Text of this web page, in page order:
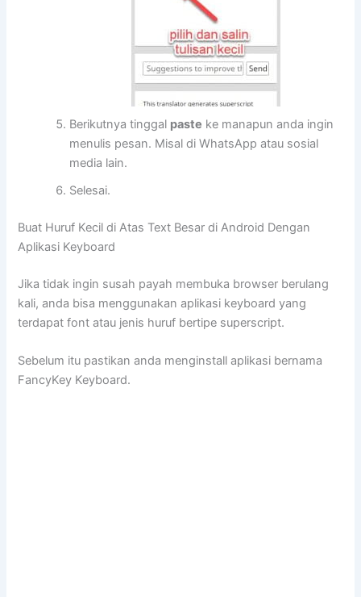
Berikutnya tinggal paste ke manapun anda ingin
menulis pesan. Misal di WhatsApp atau sosial
media lain.
Selesai.
Buat Huruf Kecil di Atas Text Besar di Android Dengan
Aplikasi Keyboard
Jika tidak ingin susah payah membuka browser berulang
kali, anda bisa menggunakan aplikasi keyboard yang
terdapat font atau jenis huruf bertipe superscript.
Sebelum itu pastikan anda menginstall aplikasi bernama
FancyKey Keyboard.